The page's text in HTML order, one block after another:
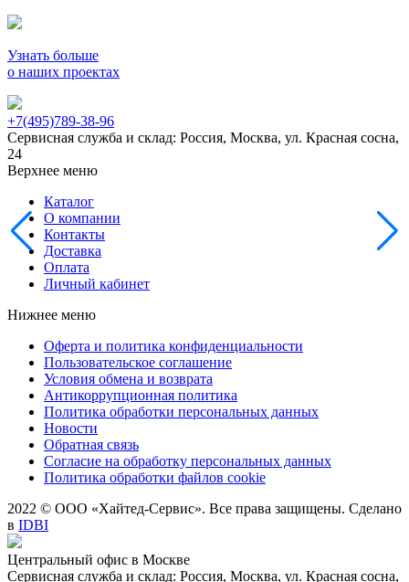
Узнать больше
о наших проектах
+7(495)789-38-96
Сервисная служба и склад: Россия, Москва, ул. Красная сосна,
24
Верхнее меню
Каталог
О компании
Контакты
Доставка
Оплата
Личный кабинет
Нижнее меню
Оферта и политика конфиденциальности
Пользовательское соглашение
Условия обмена и возврата
Антикоррупционная политика
Политика обработки персональных данных
Новости
Обратная связь
Согласие на обработку персональных данных
Политика обработки файлов cookie
2022 © ООО «Хайтед-Сервис». Все права защищены. Сделано
в IDBI
Центральный офис в Москве
Сервисная служба и склад: Россия, Москва, ул. Красная сосна,